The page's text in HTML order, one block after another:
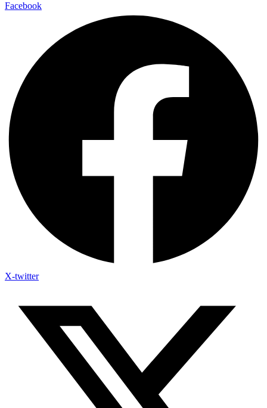
Facebook
X-twitter